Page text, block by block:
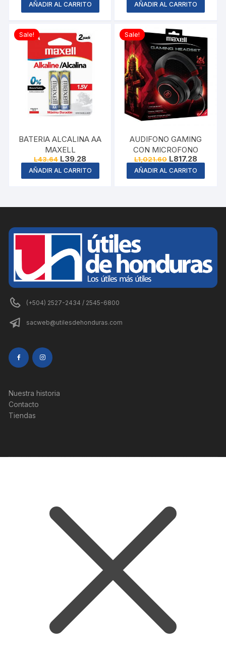
AÑADIR AL CARRITO AÑADIR AL CARRITO
Sale!
BATERIA ALCALINA AA
MAXELL
L43.64 Original
price
was:
L43.64.
L39.28Current
price
is:
L39.28.
AÑADIR AL CARRITO
Sale!
AUDIFONO GAMING
CON MICROFONO
L1,021.60 Original
price
was:
L1,021.60.
L817.28Current
price
L817.28.
AÑADIR AL CARRITO
(+504) 2527-2434 / 2545-6800
sacweb@utilesdehonduras.com
Nuestra historia
Contacto
Tiendas